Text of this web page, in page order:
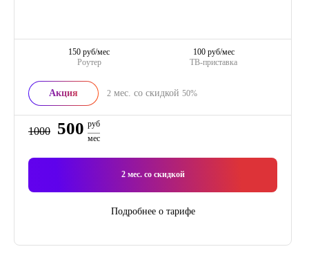
Роутер
150 руб/мес
ТВ-приставка
100 руб/мес
Акция 2 мес. со скидкой 50%
1000 500 руб
мес
2мес. со скидкой
Подробнее о тарифе